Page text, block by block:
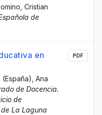
, Cristian
de
en
, Ana
de Docencia.
de
La Laguna
PDF